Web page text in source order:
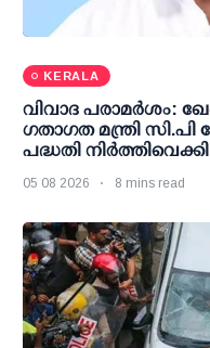
KERALA
വിവാദ പരാമര്‍ശം:
ഗതാഗത മന്ത്രി
പദ്ധതി
05 08 2026 8 mins read